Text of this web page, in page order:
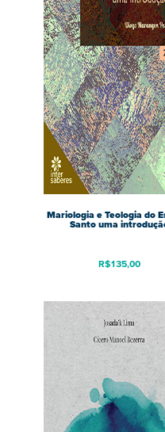
Mariologia e Teologia do
Santo uma
R$135,00